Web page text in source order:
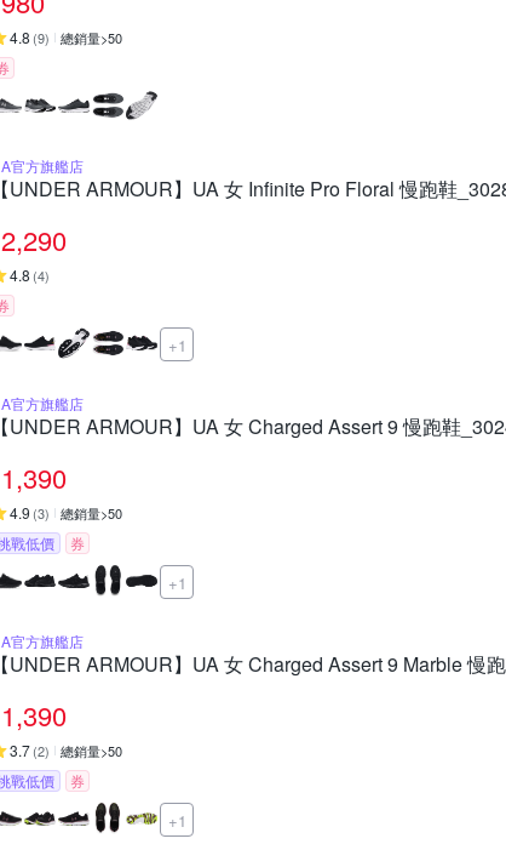
4.8 (9) 總銷量>50
官方旗艦店
UNDER ARMOUR】UA 女 Infinite Pro Floral 慢跑鞋
2,290
4.8 (4)
+1
官方旗艦店
UNDER ARMOUR】UA 女 Charged Assert 9 慢跑鞋
1,390
4.9 (3) 總銷量>50
戰低價 券
+1
官方旗艦店
UNDER ARMOUR】UA 女 Charged Assert 9 Marble 慢
1,390
3.7(2) 總銷量>50
戰低價 券
+1